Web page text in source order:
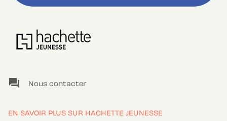
question_answer Nous contacter
EN SAVOIR PLUS SUR HACHETTE JEUNESSE